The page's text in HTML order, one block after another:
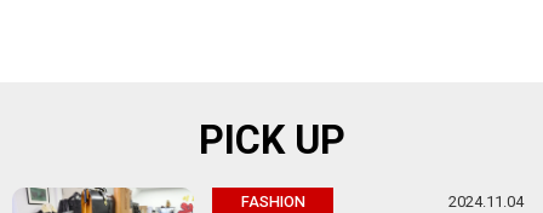
PICK UP
FASHION 2024.11.04